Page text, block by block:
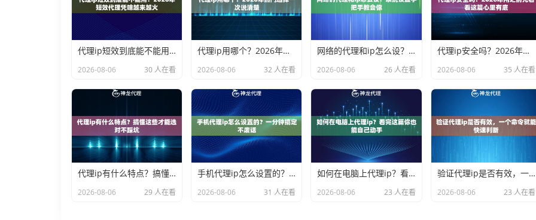
代理ip短效到底能不能用？2026年短效代理凭啥越来越火
2026-08-06 30 人在看
代理ip用哪个？2026年热门选择一次说清楚
2026-08-06 32 人在看
网络的代理和ip怎么设？系统设置手把手教会你
2026-08-06 26 人在看
代理ip安全吗？2026年用之前先看看这篇心里有底
2026-08-06 35 人在看
代理ip有什么特点？搞懂这些才能选对不踩坑
2026-08-06 29 人在看
手机代理ip怎么设置的？一分钟搞定不废话
2026-08-06 31 人在看
如何在电脑上代理ip？看完这篇你也能自己动手
2026-08-06 23 人在看
验证代理ip是否有效，一个命令就能快速判断
2026-08-06 23 人在看